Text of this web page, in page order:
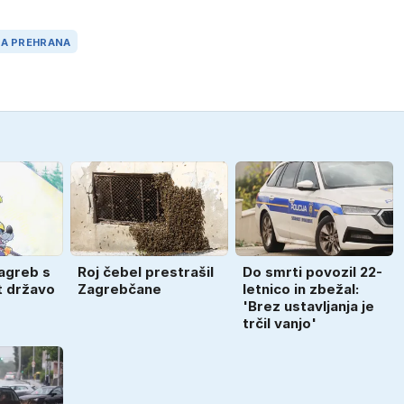
PREHRANA
s
državo
Roj čebel prestrašil
Zagrebčane
Do smrti povozil 22-
letnico in zbežal:
'Brez ustavljanja je
trčil vanjo'